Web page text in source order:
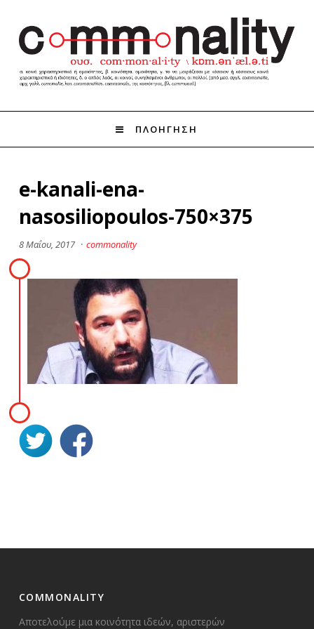
ΠΛΟΗΓΗΣΗ
e-kanali-ena-
nasosiliopoulos-750×375
8 Μαΐου, 2017 · commonality
COMMONALITY
Αποτελούμε μια κοινότητα ιδεών, αριστερών